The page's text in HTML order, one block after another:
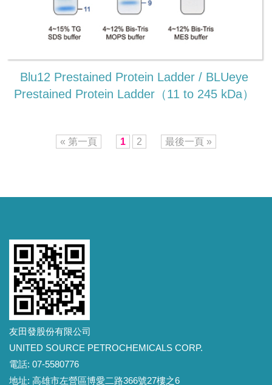
Blu12 Prestained Protein Ladder / BLUeye
Prestained Protein Ladder（11 to 245 kDa）
« 第一頁 1 2 最後一頁 »
友田發股份有限公司
UNITED SOURCE PETROCHEMICALS CORP.
電話: 07-5580776
地址: 高雄市左營區博愛二路366號27樓之6